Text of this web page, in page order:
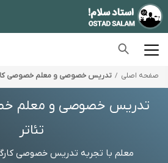
صفحه اصلی تدریس خصوصی و معلم خصوصی
تدریس خصوصی و معلم
تئاتر
معلم با تجربه تدریس خصوصی